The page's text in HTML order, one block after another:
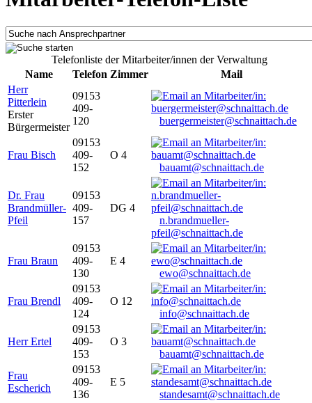
Telefonliste der Mitarbeiter/innen der Verwaltung
Name
Telefon Zimmer
Mail
Herr
Pitterlein
Erster
Bürgermeister
09153
409-
120
buergermeister@schnaittach.de
Frau Bisch
09153
409-
152
O 4
bauamt@schnaittach.de
Dr. Frau
Brandmüller-
Pfeil
09153
409-
157
DG 4
n.brandmueller-
pfeil@schnaittach.de
Frau Braun
09153
409-
130
E 4
ewo@schnaittach.de
Frau Brendl
09153
409-
124
O 12
info@schnaittach.de
Herr Ertel
09153
409-
153
O 3
bauamt@schnaittach.de
Frau
Escherich
09153
409-
136
E 5
standesamt@schnaittach.de